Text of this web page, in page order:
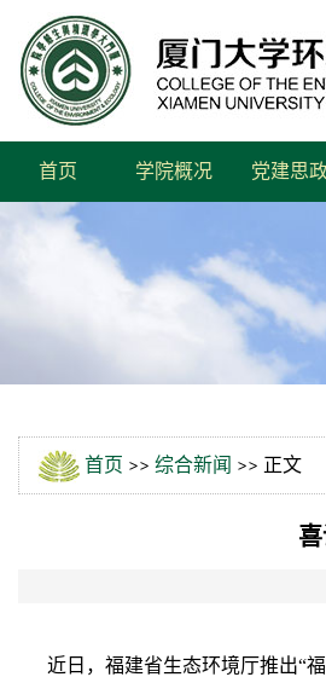
首页 学院概况 党建思
首页 >> 综合新闻 >> 正文
近日，福建省生态环境厅推出“福